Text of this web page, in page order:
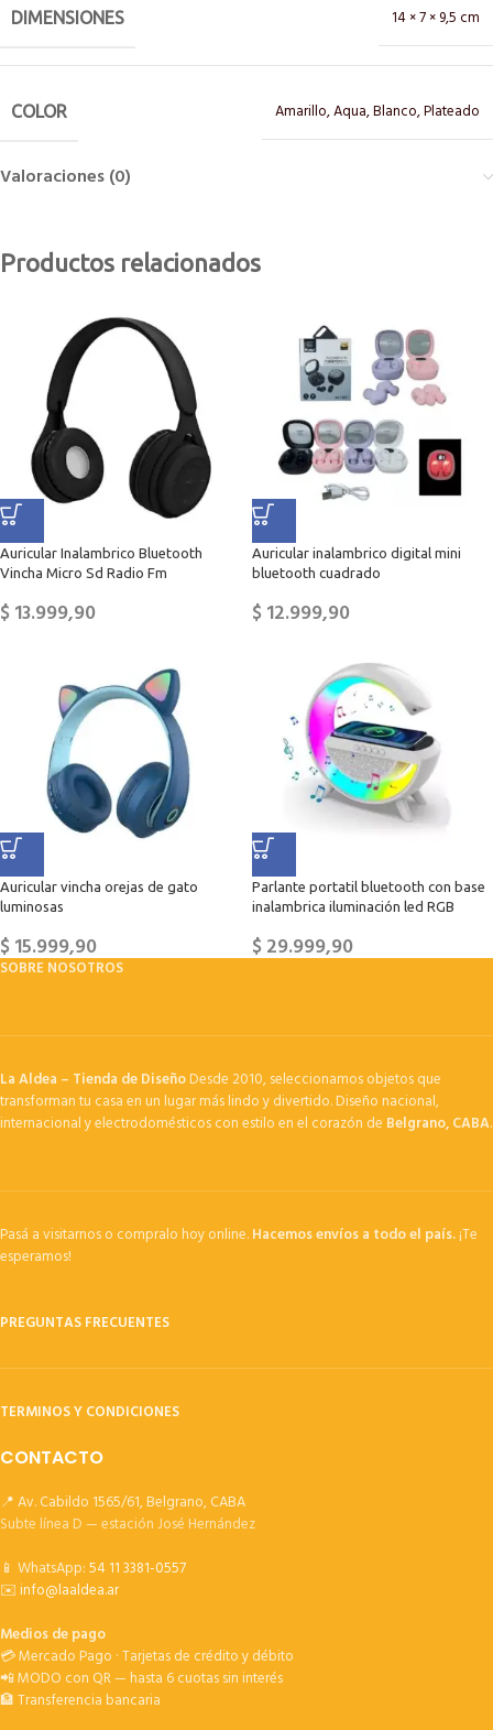
DIMENSIONES 14 × 7 × 9,5 cm
COLOR Amarillo,Aqua,Blanco,Plateado
Valoraciones (0)
Productos relacionados
Auricular Inalambrico Bluetooth
Vincha Micro Sd Radio Fm
$13.999,90
Auricular inalambrico digital mini
bluetooth cuadrado
$12.999,90
Auricular vincha orejas de gato
luminosas
$15.999,90
Parlante portatil bluetooth con base
inalambrica iluminación led RGB
$29.999,90
SOBRE NOSOTROS
La Aldea – Tienda de DiseñoDesde 2010, seleccionamos objetos que
transforman tu casa en un lugar más lindo y divertido. Diseño nacional,
internacional y electrodomésticos con estilo en el corazón de Belgrano, CABA.
Pasá a visitarnos o compralo hoy online.Hacemos envíos a todo el país.¡Te
esperamos!
PREGUNTAS FRECUENTES
TERMINOS Y CONDICIONES
CONTACTO
📍 Av. Cabildo 1565/61, Belgrano, CABA
Subte línea D — estación José Hernández
📱 WhatsApp:54 11 3381-0557
✉️info@laaldea.ar
Medios de pago
💳 Mercado Pago · Tarjetas de crédito y débito
📲 MODO con QR — hasta 6 cuotas sin interés
🏦 Transferencia bancaria